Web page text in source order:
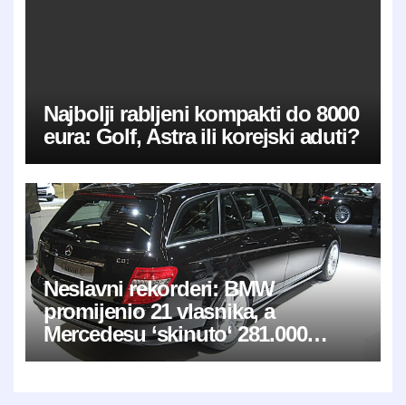
Najbolji rabljeni kompakti do 8000
eura: Golf, Astra ili korejski aduti?
Neslavni rekorderi: BMW
promijenio 21 vlasnika, a
Mercedesu ‘skinuto‘ 281.000
kilometara